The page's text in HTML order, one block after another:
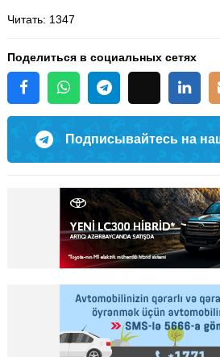
Читать: 1347
Поделиться в социальных сетях
Подписывайтесь на